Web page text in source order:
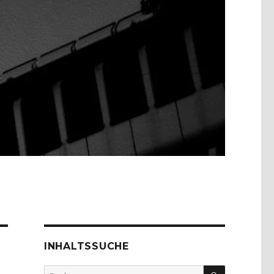
INHALTSSUCHE
Suche SUCHEN